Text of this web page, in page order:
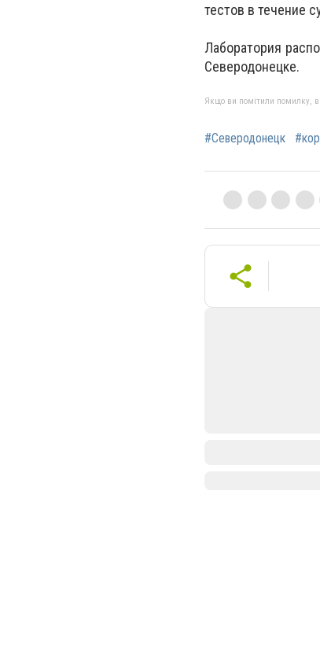
тестов в течение
Лаборатория
Северодонецке.
Якщо ви помітили помилку,
#Северодонецк